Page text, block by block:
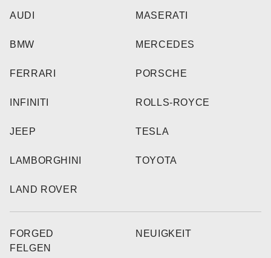
AUDI
BMW
FERRARI
INFINITI
JEEP
LAMBORGHINI
LAND ROVER
MASERATI
MERCEDES
PORSCHE
ROLLS-ROYCE
TESLA
TOYOTA
FORGED
FELGEN
NEUIGKEIT